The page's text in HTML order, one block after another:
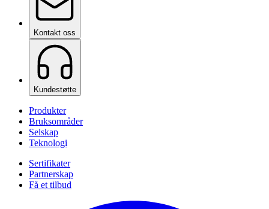
Kontakt oss
Kundestøtte
Produkter
Bruksområder
Selskap
Teknologi
Sertifikater
Partnerskap
Få et tilbud